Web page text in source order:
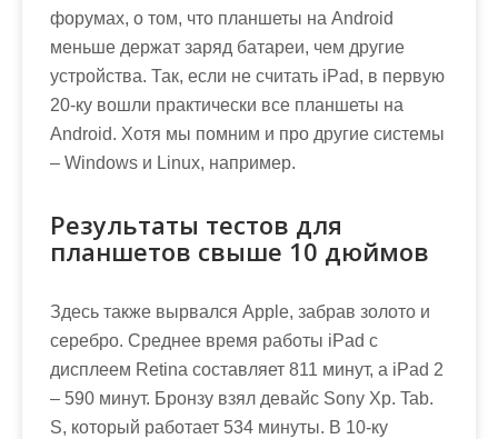
форумах, о том, что планшеты на Android
меньше держат заряд батареи, чем другие
устройства. Так, если не считать iPad, в первую
20-ку вошли практически все планшеты на
Android. Хотя мы помним и про другие системы
– Windows и Linux, например.
Результаты тестов для
планшетов свыше 10 дюймов
Здесь также вырвался Apple, забрав золото и
серебро. Среднее время работы iPad с
дисплеем Retina составляет 811 минут, а iPad 2
– 590 минут. Бронзу взял девайс Sony Хр. Tab.
S, который работает 534 минуты. В 10-ку